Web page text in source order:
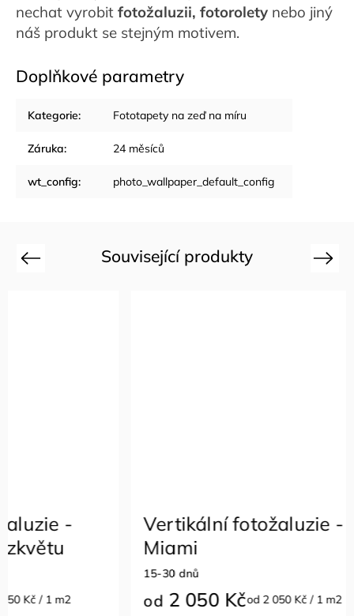
nechat vyrobit fotožaluzii, fotorolety nebo jiný
náš produkt se stejným motivem.
Doplňkové parametry
Kategorie: Fototapety na zeď na míru
Záruka: 24 měsíců
wt_config: photo_wallpaper_default_config
Související produkty
Previous
Vertikální fotožaluzie -
Miami
od2 050 Kč od 2 050 Kč / 1 m2 od2
Next